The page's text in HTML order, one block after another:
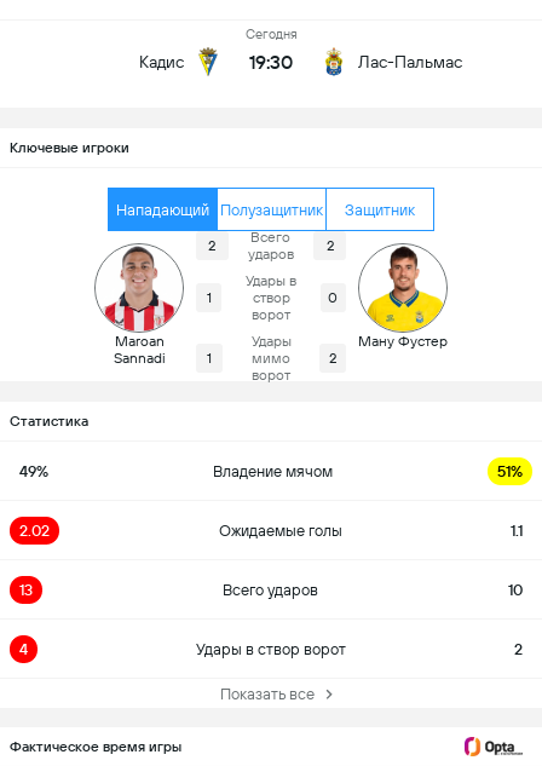
Кадис
Сегодня
19:30 Лас-Пальмас
Ключевые игроки
Нападающий Полузащитник Защитник
Maroan
Sannadi
2
Всего
ударов
2
1
Удары в
створ
ворот
0
1
Удары
мимо
ворот
2
Ману Фустер
Статистика
49% Владение мячом 51%
2.02 Ожидаемые голы 1.1
13 Всего ударов 10
4 Удары в створ ворот 2
Показать все
Фактическое время игры